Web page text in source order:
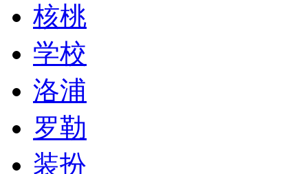
核桃
学校
洛浦
罗勒
装扮